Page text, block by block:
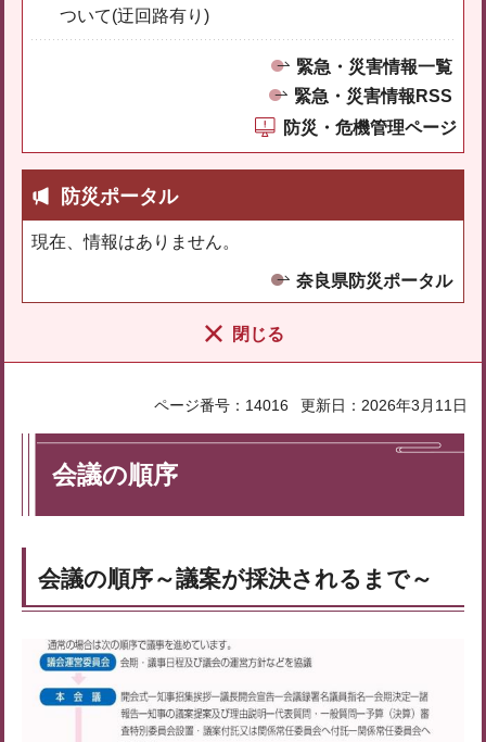
ついて(迂回路有り)
緊急・災害情報一覧
緊急・災害情報RSS
防災・危機管理ページ
防災ポータル
現在、情報はありません。
奈良県防災ポータル
閉じる
ページ番号：14016 更新日：2026年3月11日
会議の順序
会議の順序～議案が採決されるまで～